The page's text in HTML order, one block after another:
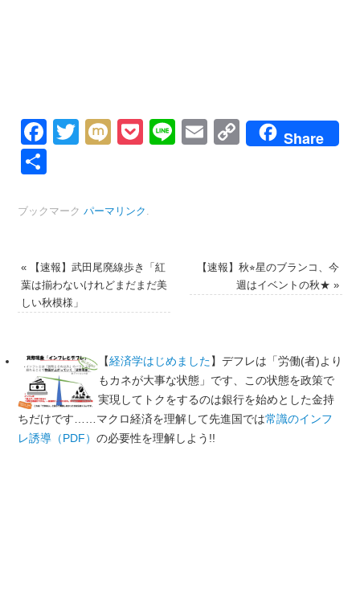
Facebook
Twitter
MixiPocket
LineEmailCopyShare
ブックマーク パーマリンク .
«【速報】武田尾廃線歩き「紅
葉は揃わないけれどまだまだ美
しい秋模様」
【速報】秋⭐︎星のブランコ、今
週はイベントの秋★»
【経済学はじめました】デフレは「労働(者)より
もカネが大事な状態」です、この状態を政策で
実現してトクをするのは銀行を始めとした金持
ちだけです……マクロ経済を理解して先進国では常識のインフ
レ誘導（PDF） の必要性を理解しよう!!